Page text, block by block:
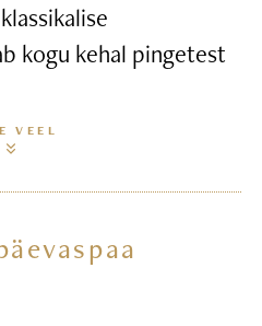
kogu kehal pingetest
VEEL